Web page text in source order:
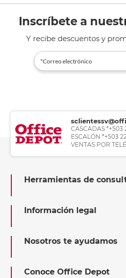
Inscríbete a
Y recibe descuentos y
CASCADAS *+503
ESCALÓN *+503
VENTAS POR
Herramientas de
Información legal
Nosotros te ayudamos
Conoce Office Depot